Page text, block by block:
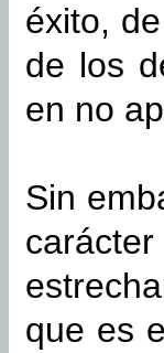
éxito,
de los
en no
Sin
que es